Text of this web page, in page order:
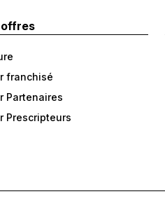
franchisé
Partenaires
Prescripteurs